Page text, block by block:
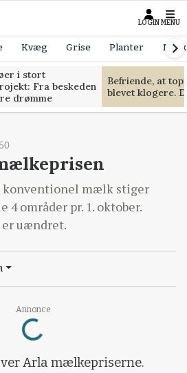
LOGIN MENU
Kvæg Grise Planter
i stort
Fra beskeden
drømme
Befriende, at
blevet klogere.
Annonce
Loading...
konventionel mælk stiger
4 områder pr. 1. oktober.
uændret.
Arla mælkepriserne.